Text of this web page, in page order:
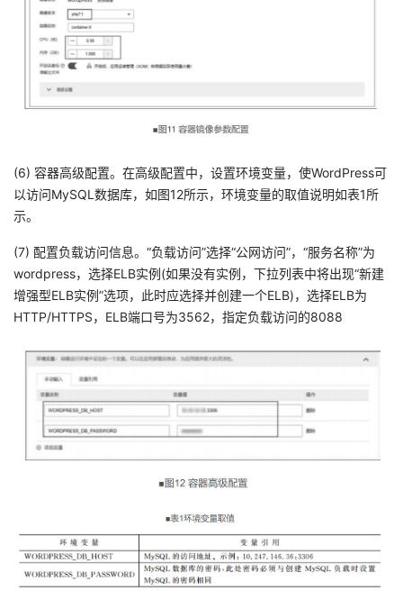
(6) 容器高级配置。在高级配置中，设置环境变量，使WordPress可
以访问MySQL数据库，如图12所示，环境变量的取值说明如表1所
示。
(7) 配置负载访问信息。“负载访问”选择“公网访问”，“服务名称”为
wordpress，选择ELB实例(如果没有实例，下拉列表中将出现“新建
增强型ELB实例”选项，此时应选择并创建一个ELB)，选择ELB为
HTTP/HTTPS，ELB端口号为3562，指定负载访问的8088